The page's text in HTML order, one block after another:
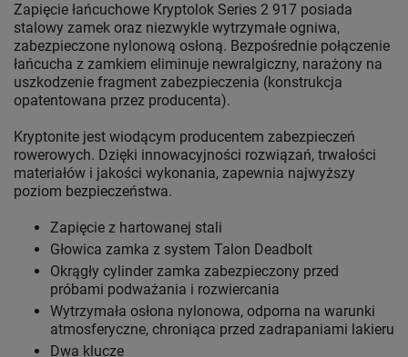
Zapięcie łańcuchowe Kryptolok Series 2 917 posiada
stalowy zamek oraz niezwykle wytrzymałe ogniwa,
zabezpieczone nylonową osłoną. Bezpośrednie połączenie
łańcucha z zamkiem eliminuje newralgiczny, narażony na
uszkodzenie fragment zabezpieczenia (konstrukcja
opatentowana przez producenta).
Kryptonite jest wiodącym producentem zabezpieczeń
rowerowych. Dzięki innowacyjności rozwiązań, trwałości
materiałów i jakości wykonania, zapewnia najwyższy
poziom bezpieczeństwa.
Zapięcie z hartowanej stali
Głowica zamka z system Talon Deadbolt
Okrągły cylinder zamka zabezpieczony przed
próbami podważania i rozwiercania
Wytrzymała osłona nylonowa, odporna na warunki
atmosferyczne, chroniąca przed zadrapaniami lakieru
Dwa klucze